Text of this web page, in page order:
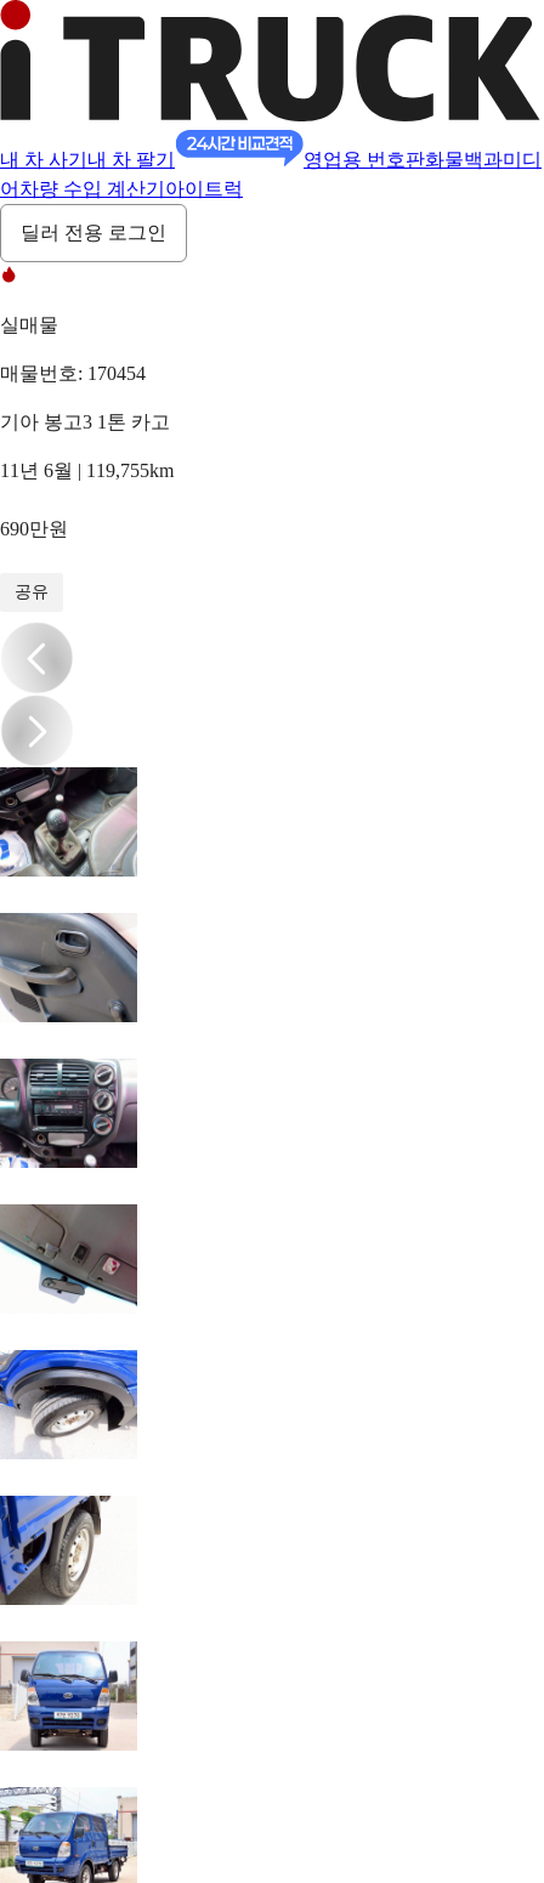
내 차 사기 내 차 팔기 영업용 번호판화물백과미디
어 차량 수입 계산기 아이트럭
딜러 전용 로그인
실매물
매물번호: 170454
기아 봉고3 1톤 카고
11년 6월 | 119,755km
690만원
공유
/16